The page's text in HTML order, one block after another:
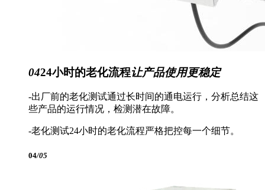
0424小时的老化流程让产品使用更稳定
-出厂前的老化测试通过长时间的通电运行，分析总结这
些产品的运行情况，检测潜在故障。
-老化测试24小时的老化流程严格把控每一个细节。
04/05